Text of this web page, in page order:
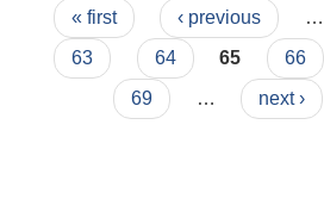
Pages
« first ‹ previous …
63
64 65 66
69
… next ›